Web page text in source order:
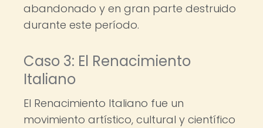
abandonado y en gran parte destruido
durante este período.
Caso 3: El Renacimiento
Italiano
El Renacimiento Italiano fue un
movimiento artístico, cultural y científico